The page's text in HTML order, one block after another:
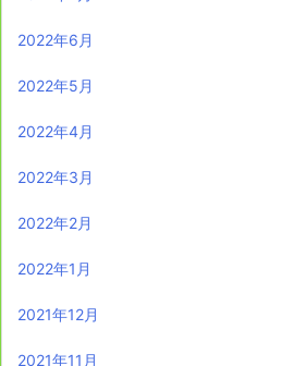
2022年6月
2022年5月
2022年4月
2022年3月
2022年2月
2022年1月
2021年12月
2021年11月